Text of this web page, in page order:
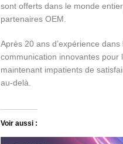
sont offerts dans le monde
partenaires OEM.
Après 20 ans d’expérience
communication innovantes pour
maintenant impatients de
au-delà.
Voir aussi :